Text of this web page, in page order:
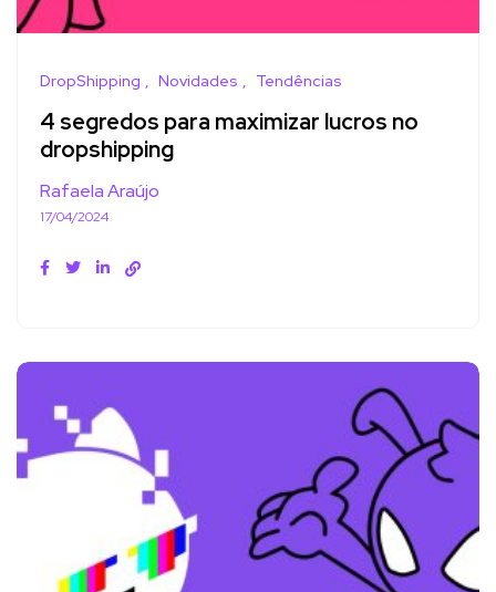
DropShipping Novidades Tendências
4 segredos para maximizar lucros no
dropshipping
Rafaela Araújo
17/04/2024